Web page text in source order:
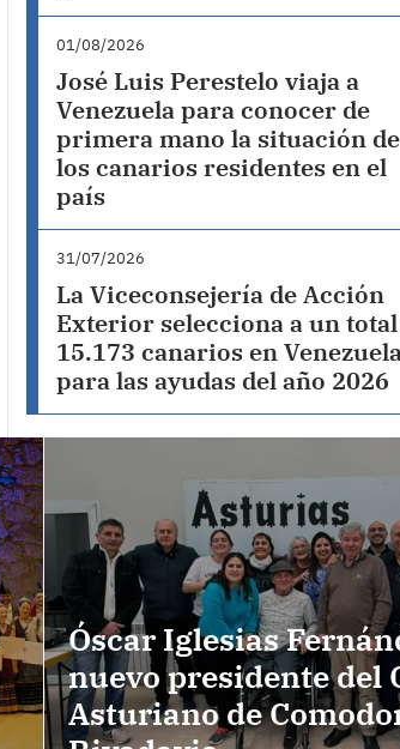
01/08/2026
José Luis Perestelo viaja a
Venezuela para conocer de
primera mano la situación de
los canarios residentes en el
país
31/07/2026
La Viceconsejería de Acción
Exterior selecciona a un
15.173 canarios en
para las ayudas del año 2026
Óscar Iglesias
nuevo presidente del
Asturiano de